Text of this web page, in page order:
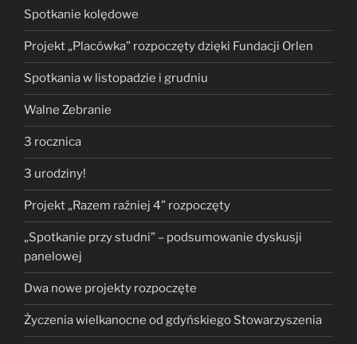
Spotkanie kolędowe
Projekt „Placówka” rozpoczęty dzięki Fundacji Orlen
Spotkania w listopadzie i grudniu
Walne Zebranie
3 rocznica
3 urodziny!
Projekt „Razem raźniej 4” rozpoczęty
„Spotkanie przy studni” – podsumowanie dyskusji
panelowej
Dwa nowe projekty rozpoczęte
Życzenia wielkanocne od gdyńskiego Stowarzyszenia